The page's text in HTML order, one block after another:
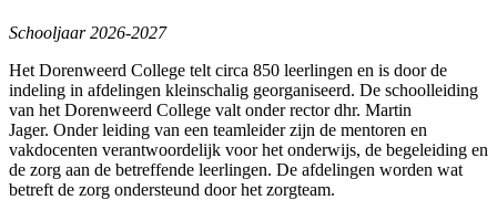
Schooljaar 2026-2027
Het Dorenweerd College telt circa 850 leerlingen en is door de
indeling in afdelingen kleinschalig georganiseerd. De schoolleiding
van het Dorenweerd College valt onder rector dhr. Martin
Jager. Onder leiding van een teamleider zijn de mentoren en
vakdocenten verantwoordelijk voor het onderwijs, de begeleiding en
de zorg aan de betreffende leerlingen. De afdelingen worden wat
betreft de zorg ondersteund door het zorgteam.